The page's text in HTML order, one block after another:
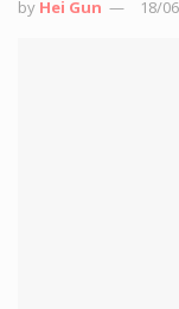
by Hei Gun 18/